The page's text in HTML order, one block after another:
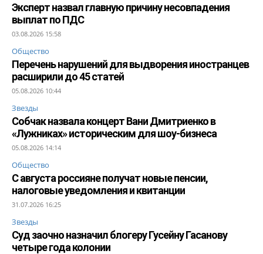
Эксперт назвал главную причину несовпадения
выплат по ПДС
03.08.2026 15:58
Общество
Перечень нарушений для выдворения иностранцев
расширили до 45 статей
05.08.2026 10:44
Звезды
Собчак назвала концерт Вани Дмитриенко в
«Лужниках» историческим для шоу-бизнеса
05.08.2026 14:14
Общество
С августа россияне получат новые пенсии,
налоговые уведомления и квитанции
31.07.2026 16:25
Звезды
Суд заочно назначил блогеру Гусейну Гасанову
четыре года колонии